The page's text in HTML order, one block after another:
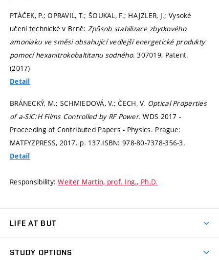
PTÁČEK, P.; OPRAVIL, T.; ŠOUKAL, F.; HAJZLER, J.; Vysoké
učení technické v Brně: Způsob stabilizace zbytkového
amoniaku ve směsi obsahující vedlejší energetické produkty
pomocí hexanitrokobaltitanu sodného. 307019, Patent.
(2017)
Detail
BRÁNECKÝ, M.; SCHMIEDOVÁ, V.; ČECH, V. Optical Properties
of a-SiC:H Films Controlled by RF Power.WDS 2017 -
Proceeding of Contributed Papers - Physics. Prague:
MATFYZPRESS, 2017. p. 137.ISBN: 978-80-7378-356-3.
Detail
Responsibility:Weiter Martin, prof. Ing., Ph.D.
LIFE AT BUT
STUDY OPTIONS